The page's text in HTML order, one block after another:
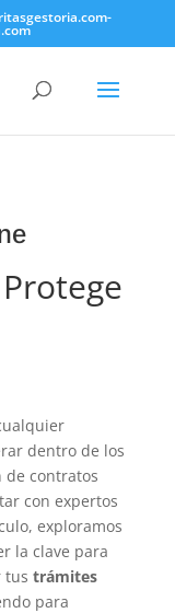
dentro de los
de contratos
con expertos
exploramos
la clave para
tus trámites
para